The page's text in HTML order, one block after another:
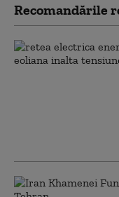
Recomandările